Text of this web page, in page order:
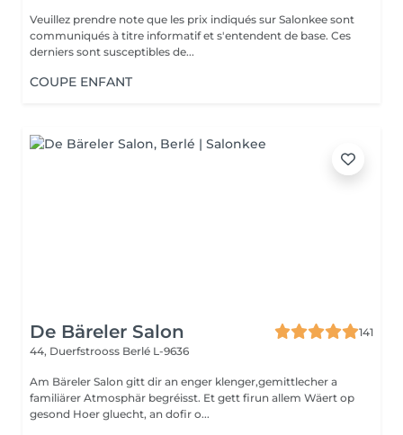
Veuillez prendre note que les prix indiqués sur Salonkee sont
communiqués à titre informatif et s'entendent de base. Ces
derniers sont susceptibles de...
COUPE ENFANT
De Bäreler Salon
141
44, Duerfstrooss Berlé L-9636
Am Bäreler Salon gitt dir an enger klenger,gemittlecher a
familiärer Atmosphär begréisst. Et gett firun allem Wäert op
gesond Hoer gluecht, an dofir o...